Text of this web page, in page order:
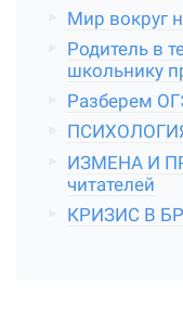
Мир вокруг
Родитель в
школьнику
Разберем
ИЗМЕНА И
читателей
КРИЗИС В